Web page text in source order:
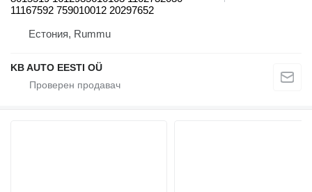
11167592 759010012 20297652
Естония, Rummu
KB AUTO EESTI OÜ